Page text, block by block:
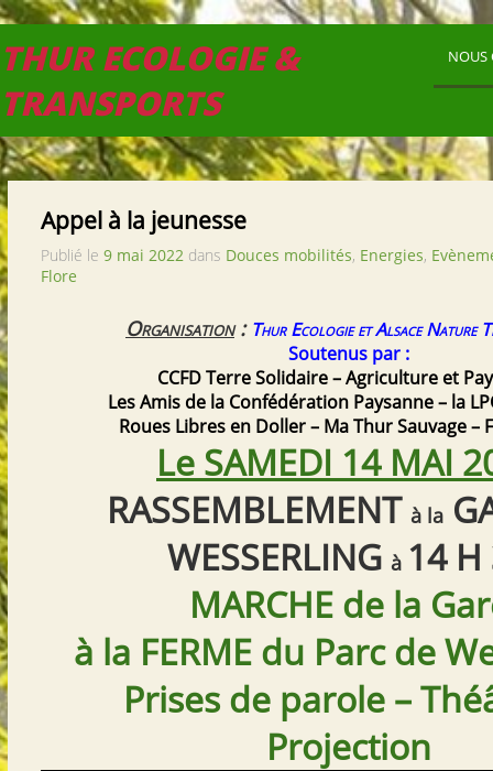
THUR ECOLOGIE &
TRANSPORTS
NOUS
Appel à la jeunesse
Publié le 9 mai 2022 dans Douces mobilités, Energies,
Flore
Organisation: Thur Ecologie et Alsace Nature
Soutenus par :
CCFD Terre Solidaire – Agriculture et
Les Amis de la Confédération Paysanne – la
Roues Libres en Doller – Ma Thur Sauvage –
Le SAMEDI 14 MAI
RASSEMBLEMENT à la
WESSERLING à 14 H
MARCHE de la
à la FERME du Parc de
Prises de parole –
Projection